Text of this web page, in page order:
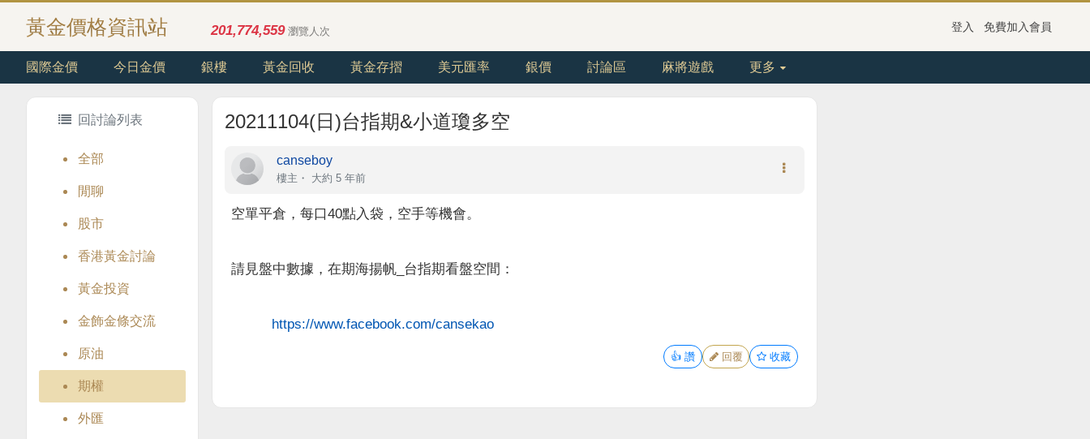
黃金價格資訊站 201,774,559 瀏覽人次 登入 免費加入會員
國際金價 今日金價 銀樓 黃金回收 黃金存摺 美元匯率 銀價 討論區 麻將遊戲 更多
回討論列表
全部
閒聊
股市
香港黃金討論
黃金投資
金飾金條交流
原油
期權
外匯
20211104(日)台指期&小道瓊多空
canseboy
樓主 ・ 大約 5 年前
空單平倉，每口40點入袋，空手等機會。
請見盤中數據，在期海揚帆_台指期看盤空間：
https://www.facebook.com/cansekao
👍 讚 回覆 收藏